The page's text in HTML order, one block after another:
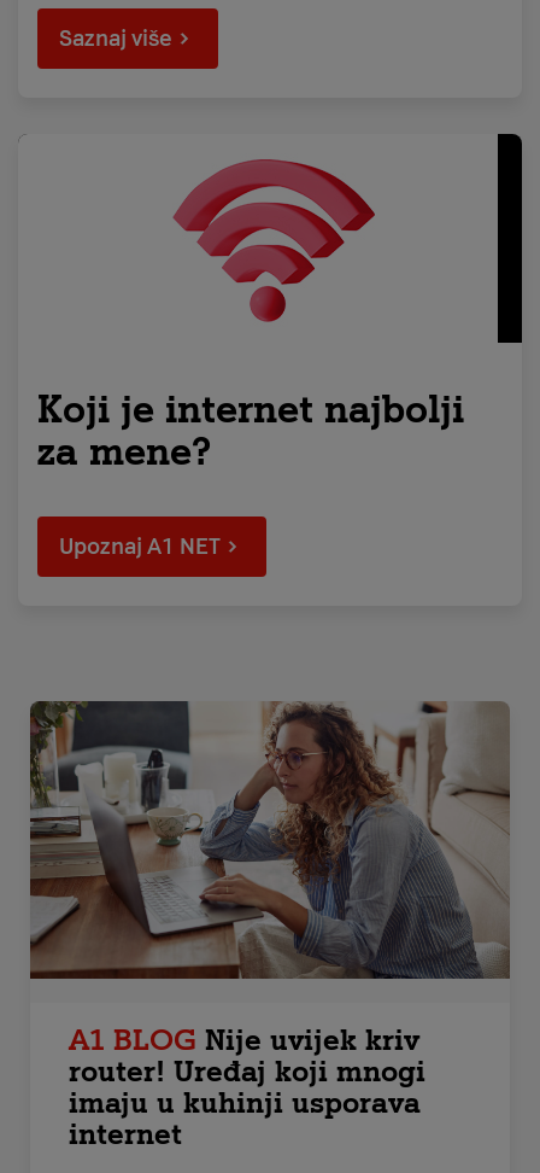
Saznaj više
Koji je internet najbolji
za mene?
Upoznaj A1 NET
A1 BLOG Nije uvijek kriv
router! Uređaj koji mnogi
imaju u kuhinji usporava
internet